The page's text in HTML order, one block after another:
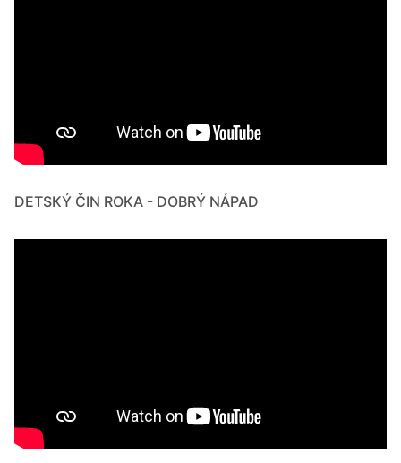
DETSKÝ ČIN ROKA - DOBRÝ NÁPAD